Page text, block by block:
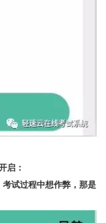
启：
试过程中想作弊，那是